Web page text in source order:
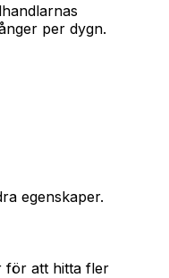
per dygn.
egenskaper.
för att hitta fler